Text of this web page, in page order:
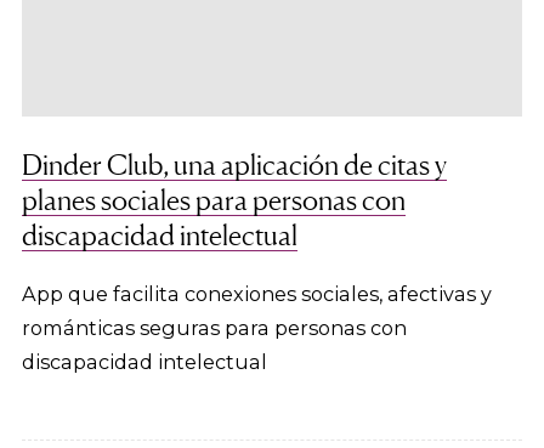
Dinder Club, una aplicación de citas y
planes sociales para personas con
discapacidad intelectual
App que facilita conexiones sociales, afectivas y
románticas seguras para personas con
discapacidad intelectual